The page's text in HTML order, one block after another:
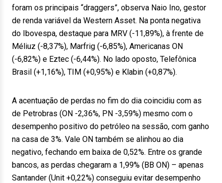
foram os principais “draggers”, observa Naio Ino, gestor
de renda variável da Western Asset. Na ponta negativa
do Ibovespa, destaque para MRV (-11,89%), à frente de
Méliuz (-8,37%), Marfrig (-6,85%), Americanas ON
(-6,82%) e Eztec (-6,44%). No lado oposto, Telefônica
Brasil (+1,16%), TIM (+0,95%) e Klabin (+0,87%).
A acentuação de perdas no fim do dia coincidiu com as
de Petrobras (ON -2,36%, PN -3,59%) mesmo com o
desempenho positivo do petróleo na sessão, com ganho
na casa de 3%. Vale ON também se alinhou ao dia
negativo, fechando em baixa de 0,52%. Entre os grande
bancos, as perdas chegaram a 1,99% (BB ON) – apenas
Santander (Unit +0,22%) conseguiu evitar desempenho